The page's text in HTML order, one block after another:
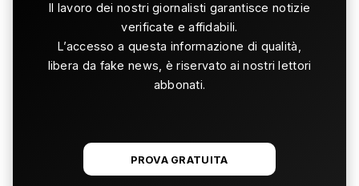
Il lavoro dei nostri giornalisti garantisce notizie
verificate e affidabili.
L’accesso a questa informazione di qualità,
libera da fake news, è riservato ai nostri lettori
abbonati.
PROVA GRATUITA